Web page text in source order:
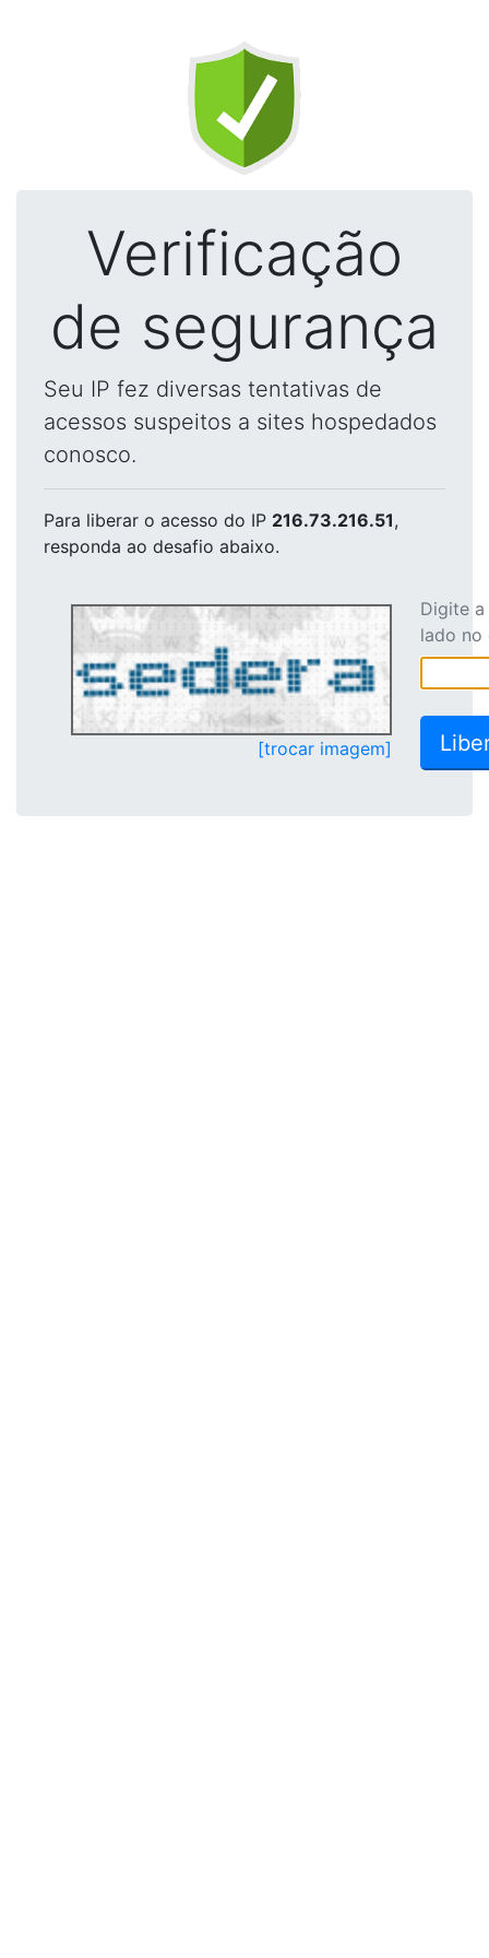
Verificação
de segurança
Seu IP fez diversas tentativas de
acessos suspeitos a sites hospedados
conosco.
Para liberar o acesso do IP 216.73.216.51,
responda ao desafio abaixo.
[trocar imagem]
Digite
lado no